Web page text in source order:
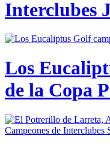
Interclubes
Los
de la Copa